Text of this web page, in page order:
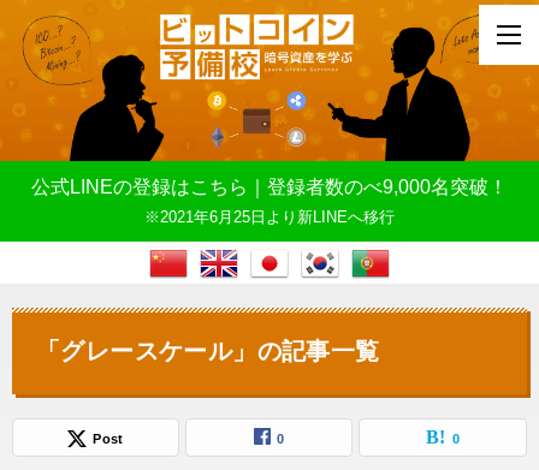
公式LINEの登録はこちら｜登録者数のべ9,000名突破！
※2021年6月25日より新LINEへ移行
「グレースケール」の記事一覧
Post 0 0